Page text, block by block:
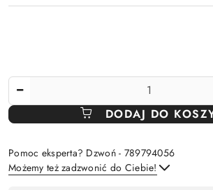
DODAJ DO
Pomoc eksperta? Dzwoń - 789794056
Możemy też zadzwonić do Ciebie!